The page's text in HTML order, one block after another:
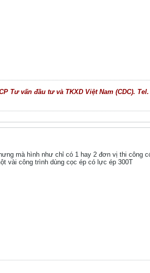
Tư vấn đầu tư và TKXD Việt Nam (CDC).
mà hình như chỉ có 1 hay 2 đơn vị thi công
vài công trình dùng cọc ép có lực ép 300T